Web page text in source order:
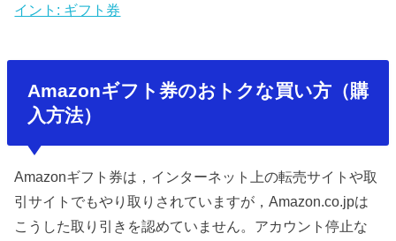
イント: ギフト券
Amazonギフト券のおトクな買い方（購
入方法）
Amazonギフト券は，インターネット上の転売サイトや取
引サイトでもやり取りされていますが，Amazon.co.jpは
こうした取り引きを認めていません。アカウント停止な